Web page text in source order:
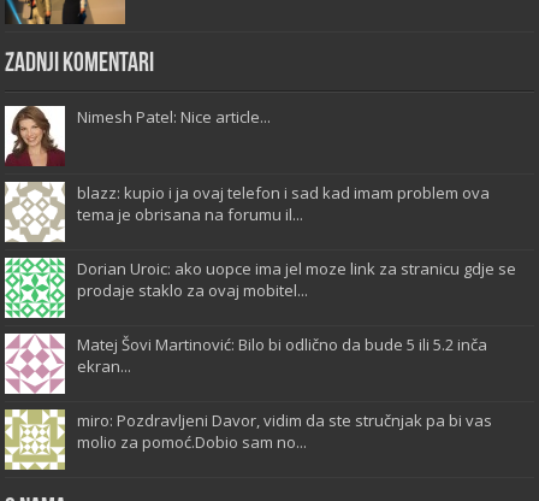
Zadnji komentari
Nimesh Patel: Nice article...
blazz: kupio i ja ovaj telefon i sad kad imam problem ova
tema je obrisana na forumu il...
Dorian Uroic: ako uopce ima jel moze link za stranicu gdje se
prodaje staklo za ovaj mobitel...
Matej Šovi Martinović: Bilo bi odlično da bude 5 ili 5.2 inča
ekran...
miro: Pozdravljeni Davor, vidim da ste stručnjak pa bi vas
molio za pomoć.Dobio sam no...